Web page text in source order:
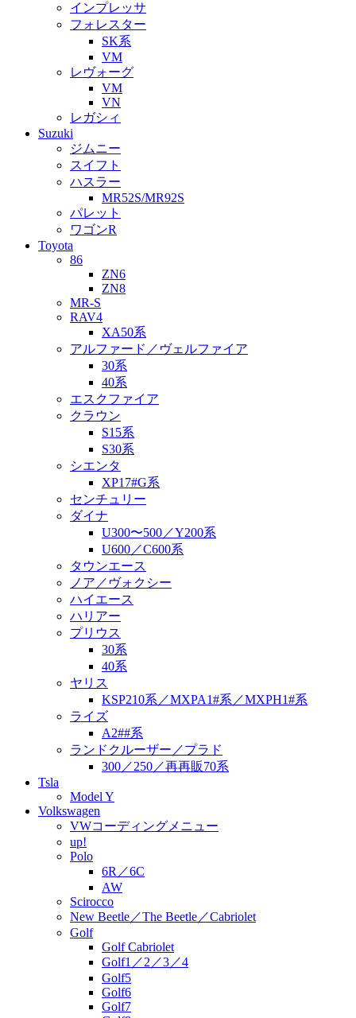
インプレッサ
フォレスター
SK系
VM
レヴォーグ
VM
VN
レガシィ
Suzuki
ジムニー
スイフト
ハスラー
MR52S/MR92S
パレット
ワゴンR
Toyota
86
ZN6
ZN8
MR-S
RAV4
XA50系
アルファード／ヴェルファイア
30系
40系
エスクファイア
クラウン
S15系
S30系
シエンタ
XP17#G系
センチュリー
ダイナ
U300〜500／Y200系
U600／C600系
タウンエース
ノア／ヴォクシー
ハイエース
ハリアー
プリウス
30系
40系
ヤリス
KSP210系／MXPA1#系／MXPH1#系
ライズ
A2##系
ランドクルーザー／プラド
300／250／再再販70系
Tsla
Model Y
Volkswagen
VWコーディングメニュー
up!
Polo
6R／6C
AW
Scirocco
New Beetle／The Beetle／Cabriolet
Golf
Golf Cabriolet
Golf1／2／3／4
Golf5
Golf6
Golf7